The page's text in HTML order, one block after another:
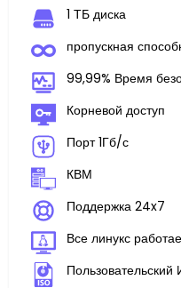
1 ТБ диска
пропускная
99,99% Время
Корневой доступ
Порт 1Гб/с
КВМ
Поддержка 24x7
Все линукс